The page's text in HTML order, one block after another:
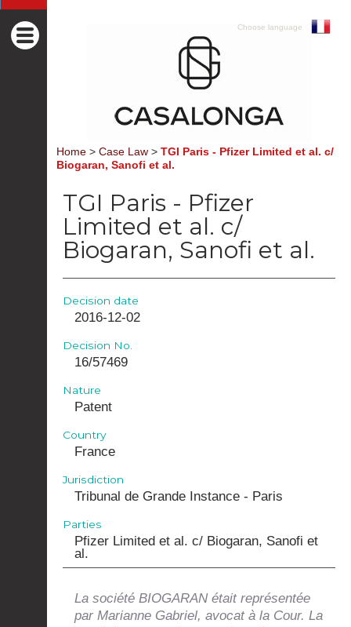
Choose language
Home > Case Law > TGI Paris - Pfizer Limited et al. c/
Biogaran, Sanofi et al.
TGI Paris - Pfizer
Limited et al. c/
Biogaran, Sanofi et al.
Decision date
2016-12-02
Decision No.
16/57469
Nature
Patent
Country
France
Jurisdiction
Tribunal de Grande Instance - Paris
Parties
Pfizer Limited et al. c/ Biogaran, Sanofi et
al.
La société BIOGARAN était représentée
par Marianne Gabriel, avocat à la Cour. La